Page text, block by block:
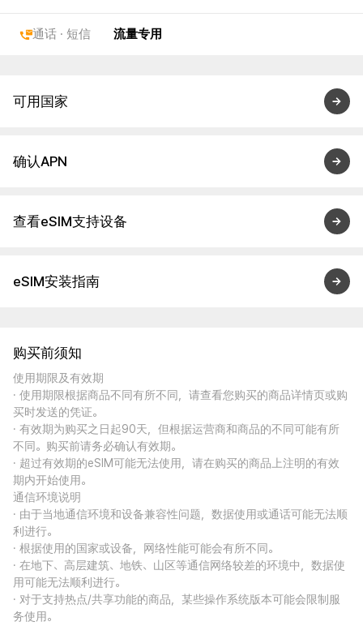
通话 · 短信 流量专用
可用国家
确认APN
查看eSIM支持设备
eSIM安装指南
购买前须知
使用期限及有效期
· 使用期限根据商品不同有所不同，请查看您购买的商品详情页或购
买时发送的凭证。
· 有效期为购买之日起90天，但根据运营商和商品的不同可能有所
不同。购买前请务必确认有效期。
· 超过有效期的eSIM可能无法使用，请在购买的商品上注明的有效
期内开始使用。
通信环境说明
· 由于当地通信环境和设备兼容性问题，数据使用或通话可能无法顺
利进行。
· 根据使用的国家或设备，网络性能可能会有所不同。
· 在地下、高层建筑、地铁、山区等通信网络较差的环境中，数据使
用可能无法顺利进行。
· 对于支持热点/共享功能的商品，某些操作系统版本可能会限制服
务使用。